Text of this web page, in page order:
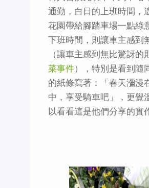
通勤，白日的上班時間，
花園帶給腳踏車場一點綠
下班時間，則讓車主感到
（讓車主感到無比驚訝的
菜事件），特別是看到隨
的紙條寫著：「春天瀰漫
中，享受騎車吧」，更覺
以看看這是他們分享的實